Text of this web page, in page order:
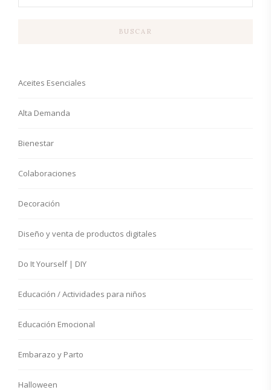
BUSCAR
Aceites Esenciales
Alta Demanda
Bienestar
Colaboraciones
Decoración
Diseño y venta de productos digitales
Do It Yourself | DIY
Educación / Actividades para niños
Educación Emocional
Embarazo y Parto
Halloween